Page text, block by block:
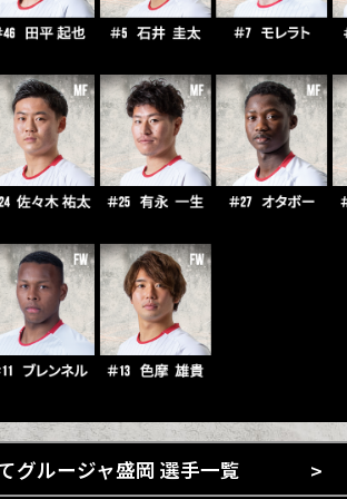
グルージャ盛岡 選手一覧